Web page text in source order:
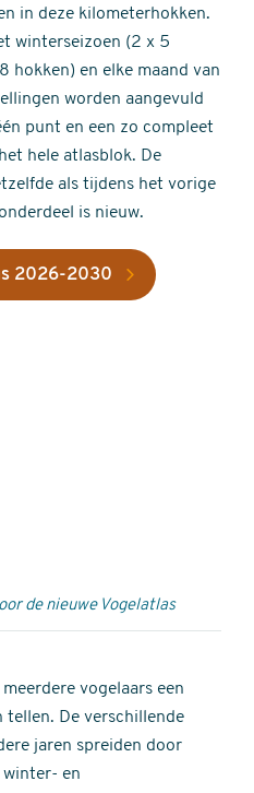
in deze kilometerhokken.
winterseizoen (2 x 5
hokken) en elke maand van
worden aangevuld
punt en een zo compleet
hele atlasblok. De
als tijdens het vorige
is nieuw.
2026-2030
de nieuwe Vogelatlas
vogelaars een
tellen. De verschillende
jaren spreiden door
winter- en